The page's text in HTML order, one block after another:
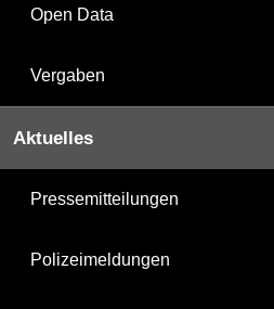
Open Data
Vergaben
Aktuelles
Pressemitteilungen
Polizeimeldungen